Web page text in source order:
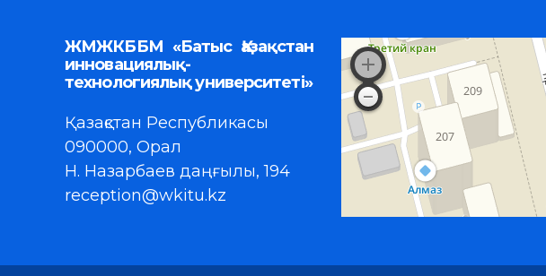
ЖМЖКББМ «Батыс Қазақстан
инновациялық-
технологиялық университеті»
Қазақстан Республикасы
090000, Орал
Н. Назарбаев даңғылы, 194
reception@wkitu.kz